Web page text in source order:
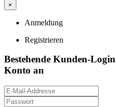
×
Anmeldung
Registrieren
Bestehende Kunden-Login
Konto an